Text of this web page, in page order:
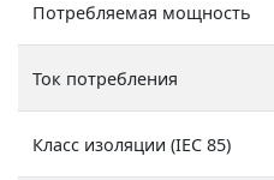
Потребляемая мощность
Ток потребления
Класс изоляции (IEC 85)